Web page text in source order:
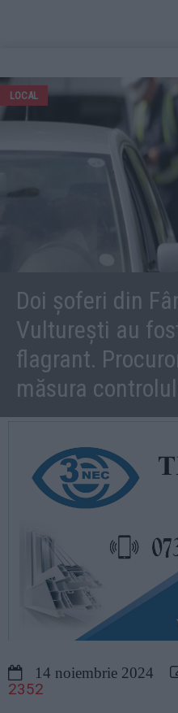
LOCAL
Doi șoferi din
Vulturești au
flagrant.
măsura
14 noiembrie 2024
2352